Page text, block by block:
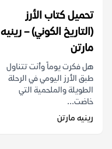
تحميل كتاب الأرز
(التاريخ الكوني) – رينيه
مارتن
هل فكرت يوماً وأنت تتناول
طبق الأرز اليومي في الرحلة
الطويلة والملحمية التي
خاضت...
رينيه مارتن